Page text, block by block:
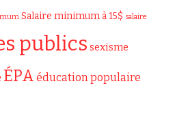
Salaire minimum à 15$ salaire
publics sexisme
ÉPA éducation populaire